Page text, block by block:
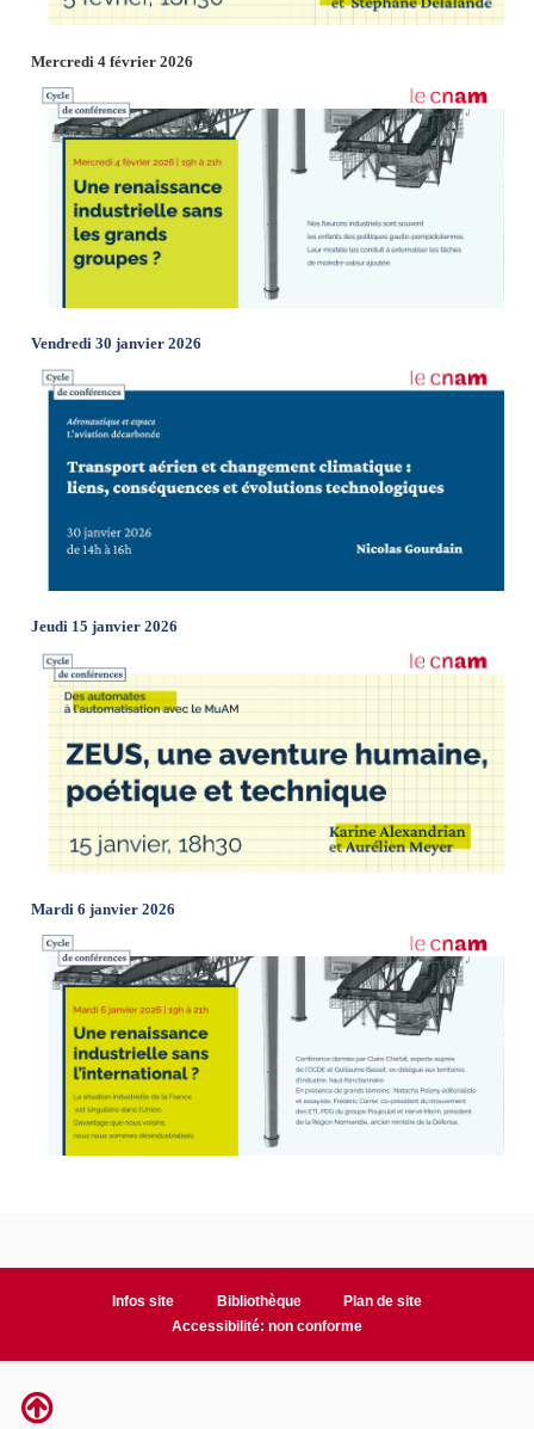
Mercredi 4 février 2026
Vendredi 30 janvier 2026
Jeudi 15 janvier 2026
Mardi 6 janvier 2026
Infos site Bibliothèque
Plan de site
Accessibilité: non conforme